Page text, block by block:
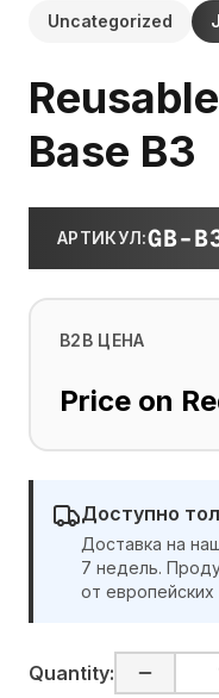
Uncategorized
Base B3
АРТИКУЛ:GB-
B2B ЦЕНА
Price on
Доступно
Доставка на
7 недель.
от
Quantity: